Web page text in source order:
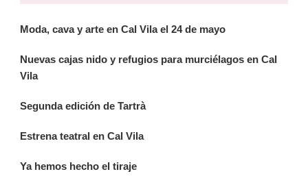
Moda, cava y arte en Cal Vila el 24 de mayo
Nuevas cajas nido y refugios para murciélagos en Cal
Vila
Segunda edición de Tartrà
Estrena teatral en Cal Vila
Ya hemos hecho el tiraje